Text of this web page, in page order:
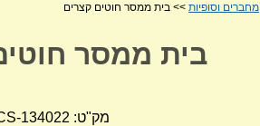
מחברים וסופיות >> בית ממסר חוטים קצרים
בית ממסר
מק"ט: CS-134022